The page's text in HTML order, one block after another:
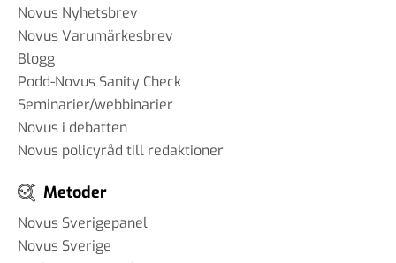
Novus Nyhetsbrev
Novus Varumärkesbrev
Blogg
Podd-Novus Sanity Check
Seminarier/webbinarier
Novus i debatten
Novus policyråd till redaktioner
Metoder
Novus Sverigepanel
Novus Sverige